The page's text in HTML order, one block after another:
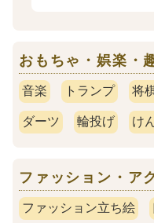
おもちゃ・娯楽・
音楽 トランプ 将
ダーツ 輪投げ け
ファッション・ア
ファッション立ち絵